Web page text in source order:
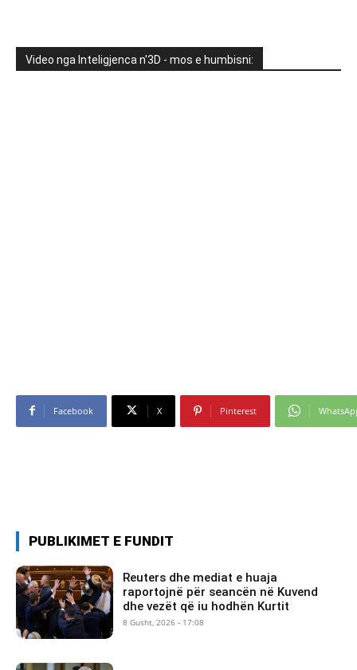
Video nga Inteligjenca n'3D - mos e humbisni:
Facebook X Pinterest
PUBLIKIMET E FUNDIT
Reuters dhe mediat e huaja
raportojnë për seancën në Kuvend
dhe vezët që iu hodhën Kurtit
8 Gusht, 2026 - 17:08